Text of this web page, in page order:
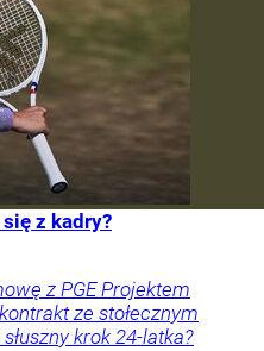
z kadry?
z PGE Projektem
ze stołecznym
krok 24-latka?